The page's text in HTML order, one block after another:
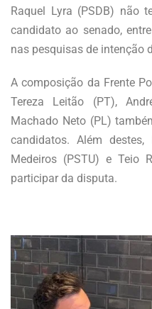
Raquel Lyra (PSDB) não
candidato ao senado,
nas pesquisas de intenção
A composição da Frente
Tereza Leitão (PT),
Machado Neto (PL)
candidatos. Além destes,
Medeiros (PSTU) e Teio
participar da disputa.